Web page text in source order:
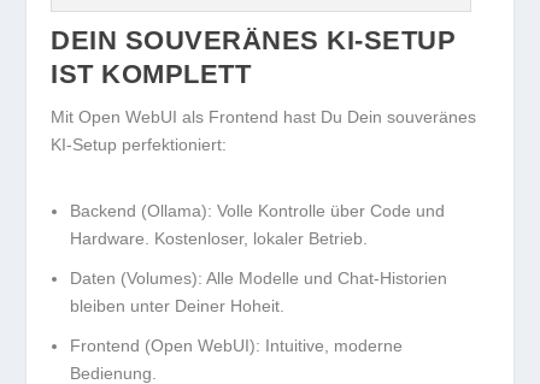
DEIN SOUVERÄNES KI-SETUP
IST KOMPLETT
Mit Open WebUI als Frontend hast Du Dein souveränes
KI-Setup perfektioniert:
Backend (Ollama): Volle Kontrolle über Code und
Hardware. Kostenloser, lokaler Betrieb.
Daten (Volumes): Alle Modelle und Chat-Historien
bleiben unter Deiner Hoheit.
Frontend (Open WebUI): Intuitive, moderne
Bedienung.